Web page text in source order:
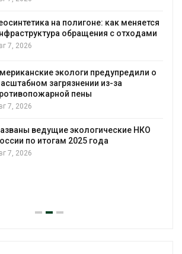
Авг 7, 2026
Минприроды потребовало ускорить
уборку контейнерных площадок
Авг 7, 2026
Панамский канал вновь ограничивает
воды
Авг 6, 2026